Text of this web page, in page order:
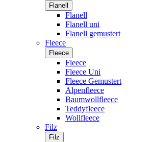
Flanell
Flanell
Flanell uni
Flanell gemustert
Fleece
Fleece
Fleece
Fleece Uni
Fleece Gemustert
Alpenfleece
Baumwollfleece
Teddyfleece
Wollfleece
Filz
Filz